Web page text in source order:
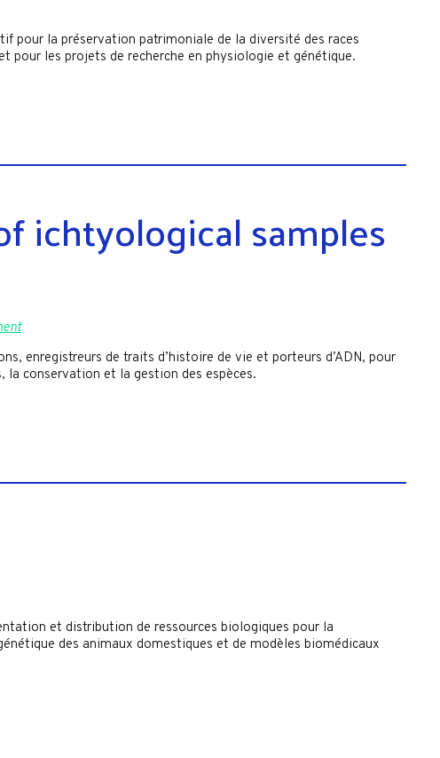
pour la préservation patrimoniale de la diversité des races
pour les projets de recherche en physiologie et génétique.
ichtyological samples
enregistreurs de traits d’histoire de vie et porteurs d’ADN, pour
la conservation et la gestion des espèces.
et distribution de ressources biologiques pour la
des animaux domestiques et de modèles biomédicaux